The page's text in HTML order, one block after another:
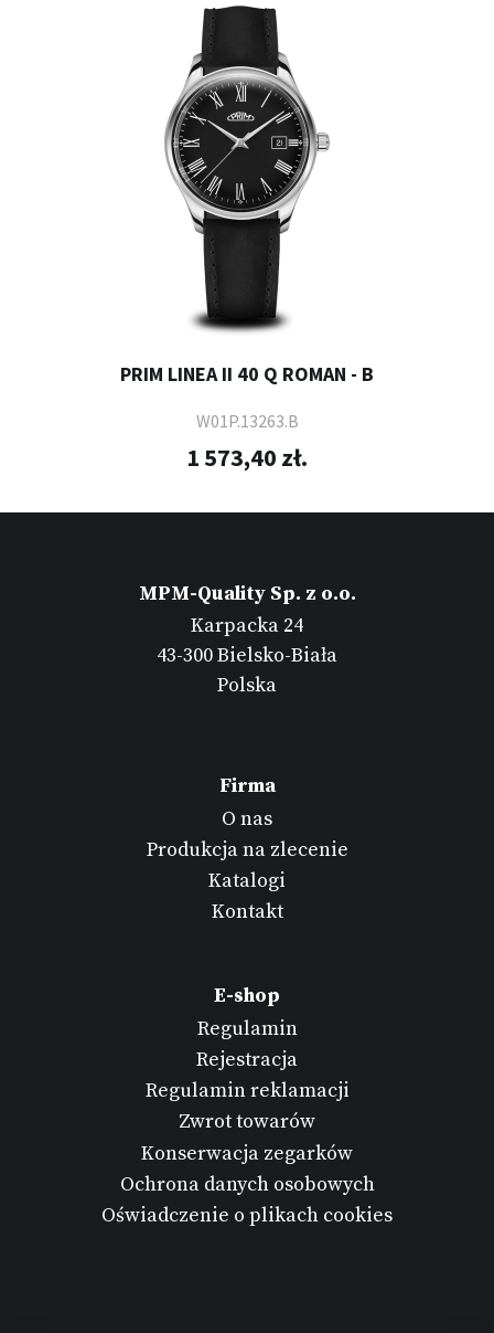
PRIM LINEA II 40 Q ROMAN - B
W01P.13263.B
1 573,40 zł.
MPM-Quality Sp. z o.o.
Karpacka 24
43-300 Bielsko-Biała
Polska
Firma
O nas
Produkcja na zlecenie
Katalogi
Kontakt
E-shop
Regulamin
Rejestracja
Regulamin reklamacji
Zwrot towarów
Konserwacja zegarków
Ochrona danych osobowych
Oświadczenie o plikach cookies